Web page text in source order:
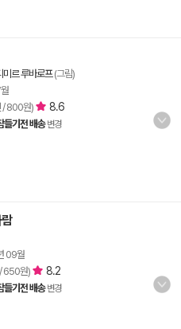
미르 루바로프(그림)
/ 800원) 8.6
들기전 배송 변경
09월
650원) 8.2
들기전 배송 변경